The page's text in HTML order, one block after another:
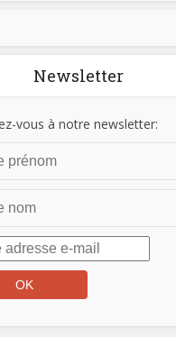
Newsletter
vous à notre newsletter: